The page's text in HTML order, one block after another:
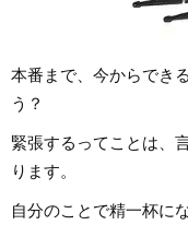
本番まで、今からでき
う？
緊張するってことは、
ります。
自分のことで精一杯に